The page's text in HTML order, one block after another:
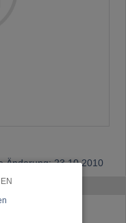
Änderung: 23.10.2010